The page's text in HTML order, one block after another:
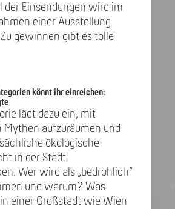
der Einsendungen wird im
einer Ausstellung
gewinnen gibt es tolle
könnt ihr einreichen:
lädt dazu ein, mit
Mythen aufzuräumen und
ökologische
in der Stadt
Wer wird als „bedrohlich“
und warum? Was
einer Großstadt wie Wien